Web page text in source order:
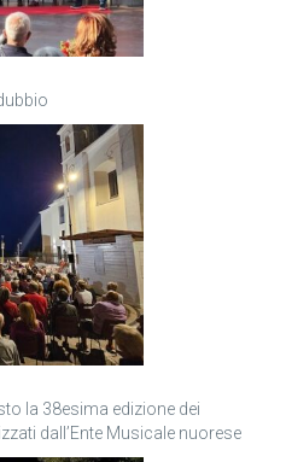
la 38esima edizione dei
dall’Ente Musicale nuorese